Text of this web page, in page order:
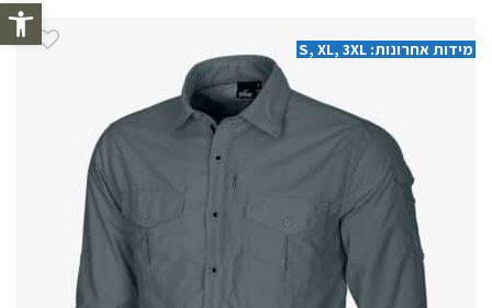
פתח
מידות אחרונות: S, XL, 3XL